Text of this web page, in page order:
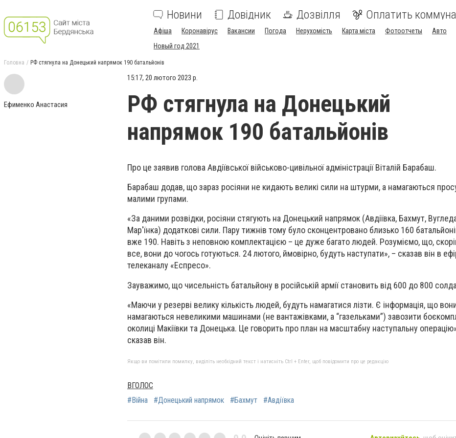
Новини Довідник Дозвілля Оплатить
Афіша Коронавірус Вакансии Погода Нерухомість Карта міста Фотоотчеты Авто
Новый год 2021
Головна РФ стягнула на Донецький напрямок 190 батальйонів
Ефименко Анастасия
15:17, 20 лютого 2023 р.
РФ стягнула на Донецький
напрямок 190 батальйонів
Про це заявив голова Авдіївської військово-цивільної адміністрації Віталій Барабаш.
Барабаш додав, що зараз росіяни не кидають великі сили на штурми, а намагаються
малими групами.
«За даними розвідки, росіяни стягують на Донецький напрямок (Авдіївка, Бахмут,
Мар'їнка) додаткові сили. Пару тижнів тому було сконцентровано близько 160
вже 190. Навіть з неповною комплектацією – це дуже багато людей. Розуміємо, що,
все, вони до чогось готуються. 24 лютого, ймовірно, будуть наступати», – сказав він в
телеканалу «Еспресо».
Зауважимо, що чисельність батальйону в російській армії становить від 600 до 800
«Маючи у резерві велику кількість людей, будуть намагатися лізти. Є інформація, що
намагаються невеликими машинами (не вантажівками, а “газельками”) завозити
околиці Макіївки та Донецька. Це говорить про план на масштабну наступальну
сказав він.
Якщо ви помітили помилку, виділіть необхідний текст і натисніть Ctrl + Enter, щоб повідомити про це редакцію
ВГОЛОС
#Війна
#Донецький напрямок #Бахмут #Авдіївка